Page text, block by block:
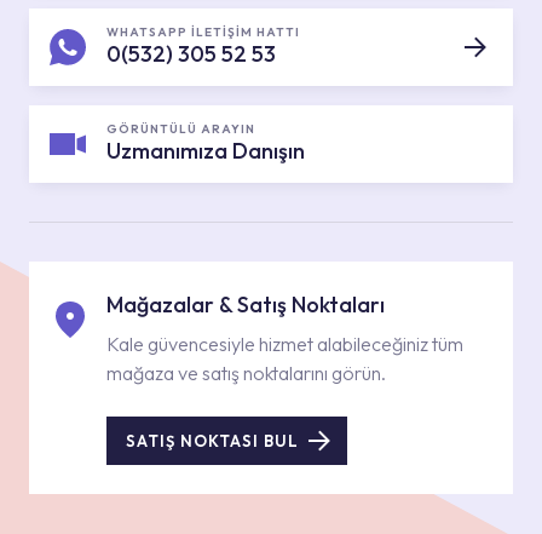
WHATSAPP İLETİŞİM HATTI
0(532) 305 52 53
GÖRÜNTÜLÜ ARAYIN
Uzmanımıza Danışın
Mağazalar & Satış Noktaları
Kale güvencesiyle hizmet alabileceğiniz tüm
mağaza ve satış noktalarını görün.
SATIŞ NOKTASI BUL